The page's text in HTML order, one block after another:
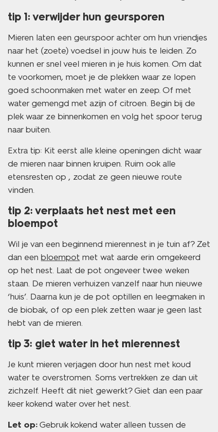
tip 1: verwijder hun geursporen
Mieren laten een geurspoor achter om hun vriendjes
naar het (zoete) voedsel in jouw huis te leiden. Zo
kunnen er snel veel mieren in je huis komen. Om dat
te voorkomen, moet je de plekken waar ze lopen
goed schoonmaken met water en zeep. Of met
water gemengd met azijn of citroen. Begin bij de
plek waar ze binnenkomen en volg het spoor terug
naar buiten.
Extra tip: Kit eerst alle kleine openingen dicht waar
de mieren naar binnen kruipen. Ruim ook alle
etensresten op , zodat ze geen nieuwe route
vinden.
tip 2: verplaats het nest met een
bloempot
Wil je van een beginnend mierennest in je tuin af? Zet
dan een bloempot met wat aarde erin omgekeerd
op het nest. Laat de pot ongeveer twee weken
staan. De mieren verhuizen vanzelf naar hun nieuwe
‘huis’. Daarna kun je de pot optillen en leegmaken in
de biobak, of op een plek zetten waar je geen last
hebt van de mieren.
tip 3: giet water in het mierennest
Je kunt mieren verjagen door hun nest met koud
water te overstromen. Soms vertrekken ze dan uit
zichzelf. Heeft dit niet gewerkt? Giet dan een paar
keer kokend water over het nest.
Let op:Gebruik kokend water alleen tussen de